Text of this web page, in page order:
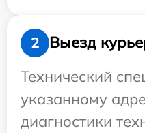
2
Выезд
Технический
указанному
диагностики